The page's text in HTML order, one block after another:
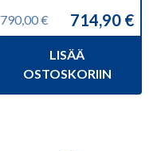
790,00€
Alkuperäinen
790,00 €.
714,90 €
Nykyinen
714,90 €.
LISÄÄ
OSTOSKORIIN